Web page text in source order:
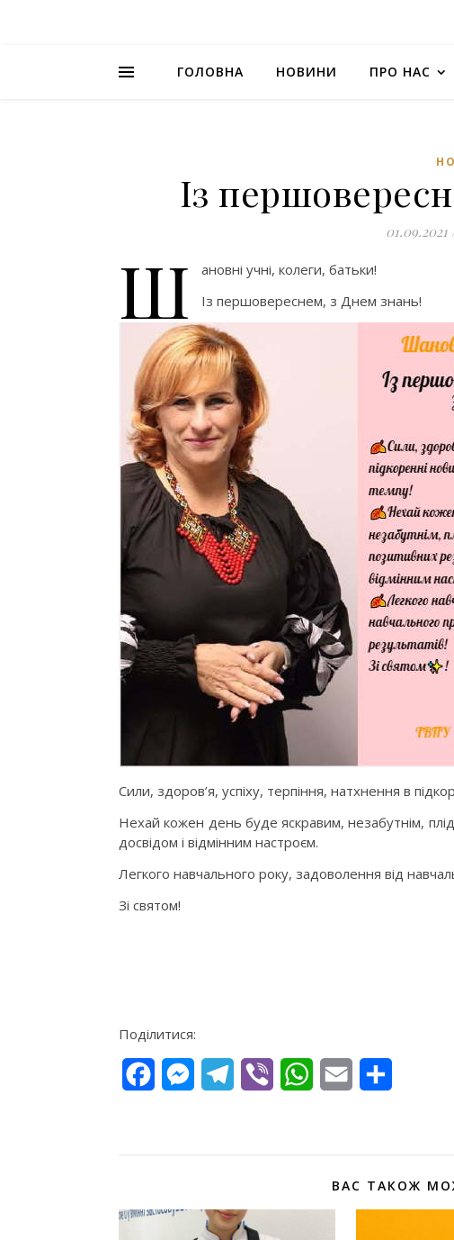
ГОЛОВНА НОВИНИ ПРО НАС
Із
01.09.2021
Ш
ановні учні, колеги, батьки!
Із першовереснем, з Днем знань!
Сили, здоров’я, успіху, терпіння, натхнення в
Нехай кожен день буде яскравим, незабутнім,
досвідом і відмінним настроєм.
Легкого навчального року, задоволення від
Зі святом!
Поділитися:
FacebookMessengerTelegram
Viber WhatsApp
Email
ВАС ТАКОЖ